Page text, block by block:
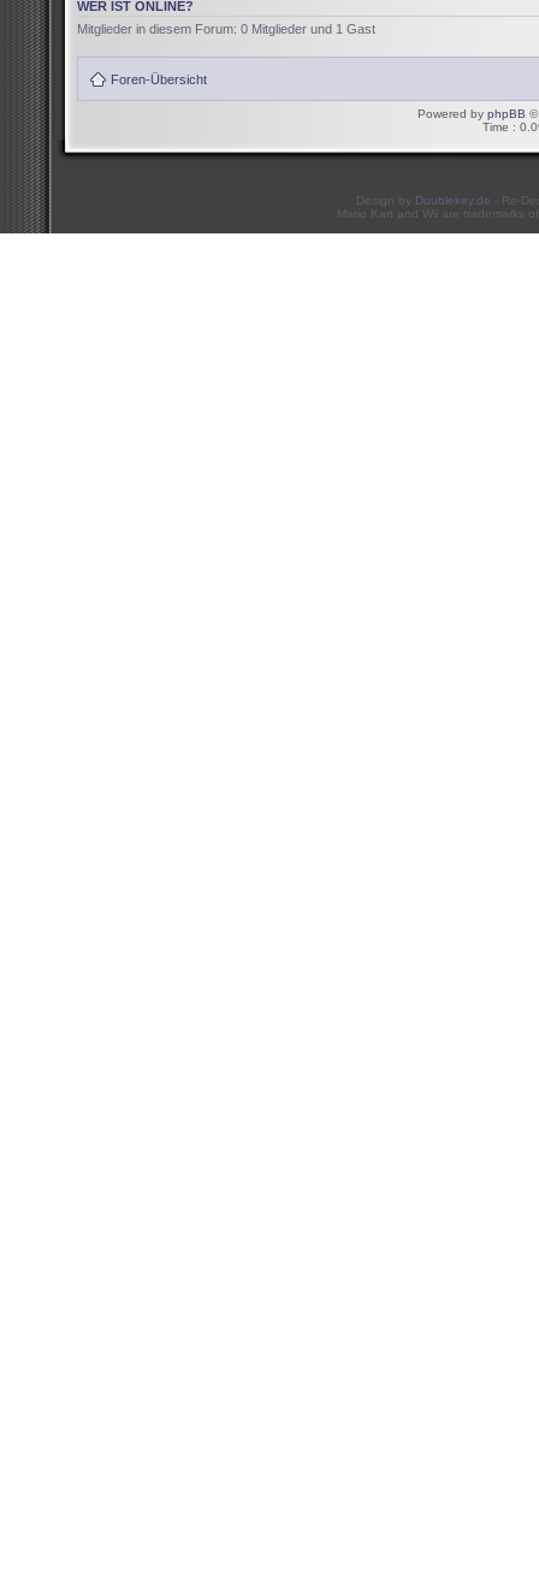
WER IST ONLINE?
Mitglieder in diesem Forum: 0 Mitglieder und 1 Gast
Foren-Übersicht
Powered by phpBB ©
Time :
Design by Doublekey.de - Re-
Mario Kart and Wii are trademarks